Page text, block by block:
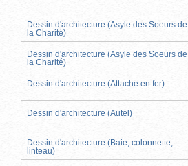
Dessin d'architecture (Asyle des Soeurs de
la Charité)
Dessin d'architecture (Asyle des Soeurs de
la Charité)
Dessin d'architecture (Attache en fer)
Dessin d'architecture (Autel)
Dessin d'architecture (Baie, colonnette,
linteau)